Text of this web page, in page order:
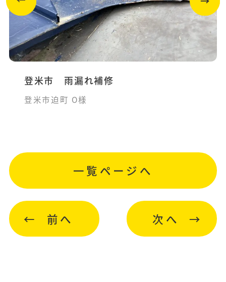
登米市 雨漏れ補修
登米市迫町 O様
前へ
一覧ページへ
次へ